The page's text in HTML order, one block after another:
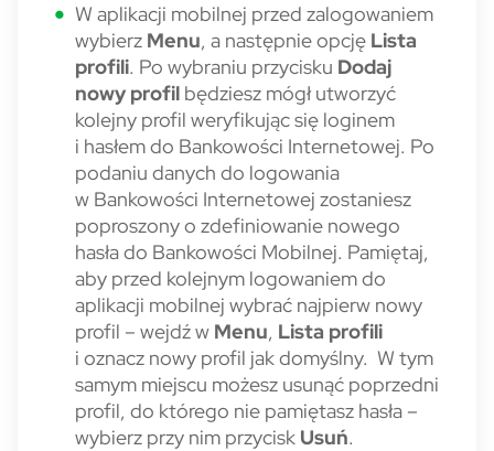
W aplikacji mobilnej przed zalogowaniem
wybierz Menu, a następnie opcję Lista
profili. Po wybraniu przycisku Dodaj
nowy profil będziesz mógł utworzyć
kolejny profil weryfikując się loginem
i hasłem do Bankowości Internetowej. Po
podaniu danych do logowania
w Bankowości Internetowej zostaniesz
poproszony o zdefiniowanie nowego
hasła do Bankowości Mobilnej. Pamiętaj,
aby przed kolejnym logowaniem do
aplikacji mobilnej wybrać najpierw nowy
profil – wejdź w Menu, Lista profili
i oznacz nowy profil jak domyślny. W tym
samym miejscu możesz usunąć poprzedni
profil, do którego nie pamiętasz hasła –
wybierz przy nim przycisk Usuń.